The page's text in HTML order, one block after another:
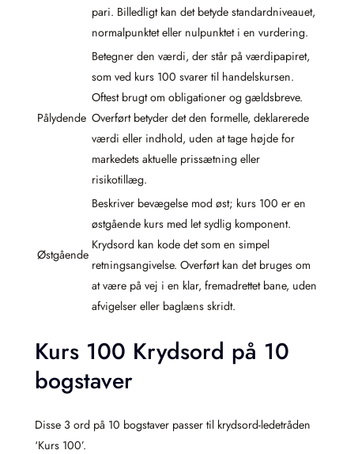
pari. Billedligt kan det betyde standardniveauet,
normalpunktet eller nulpunktet i en vurdering.
Pålydende
Betegner den værdi, der står på værdipapiret,
som ved kurs 100 svarer til handelskursen.
Oftest brugt om obligationer og gældsbreve.
Overført betyder det den formelle, deklarerede
værdi eller indhold, uden at tage højde for
markedets aktuelle prissætning eller
risikotillæg.
Østgående
Beskriver bevægelse mod øst; kurs 100 er en
østgående kurs med let sydlig komponent.
Krydsord kan kode det som en simpel
retningsangivelse. Overført kan det bruges om
at være på vej i en klar, fremadrettet bane, uden
afvigelser eller baglæns skridt.
Kurs 100 Krydsord på 10
bogstaver
Disse 3 ord på 10 bogstaver passer til krydsord-ledetråden
‘Kurs 100’.